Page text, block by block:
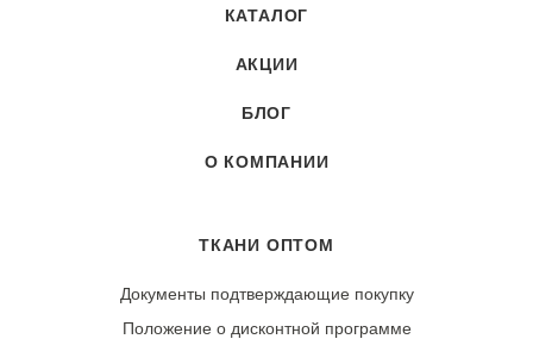
КАТАЛОГ
АКЦИИ
БЛОГ
О КОМПАНИИ
ТКАНИ ОПТОМ
Документы подтверждающие покупку
Положение о дисконтной программе